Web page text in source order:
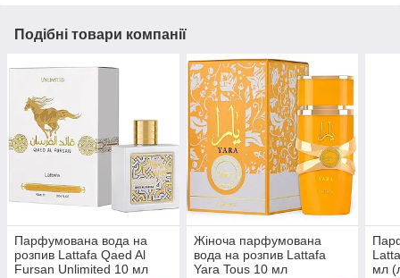
Подібні товари компанії
Парфумована вода на
розпив Lattafa Qaed Al
Fursan Unlimited 10 мл
Жіноча парфумована
вода на розпив Lattafa
Yara Tous 10 мл
мл